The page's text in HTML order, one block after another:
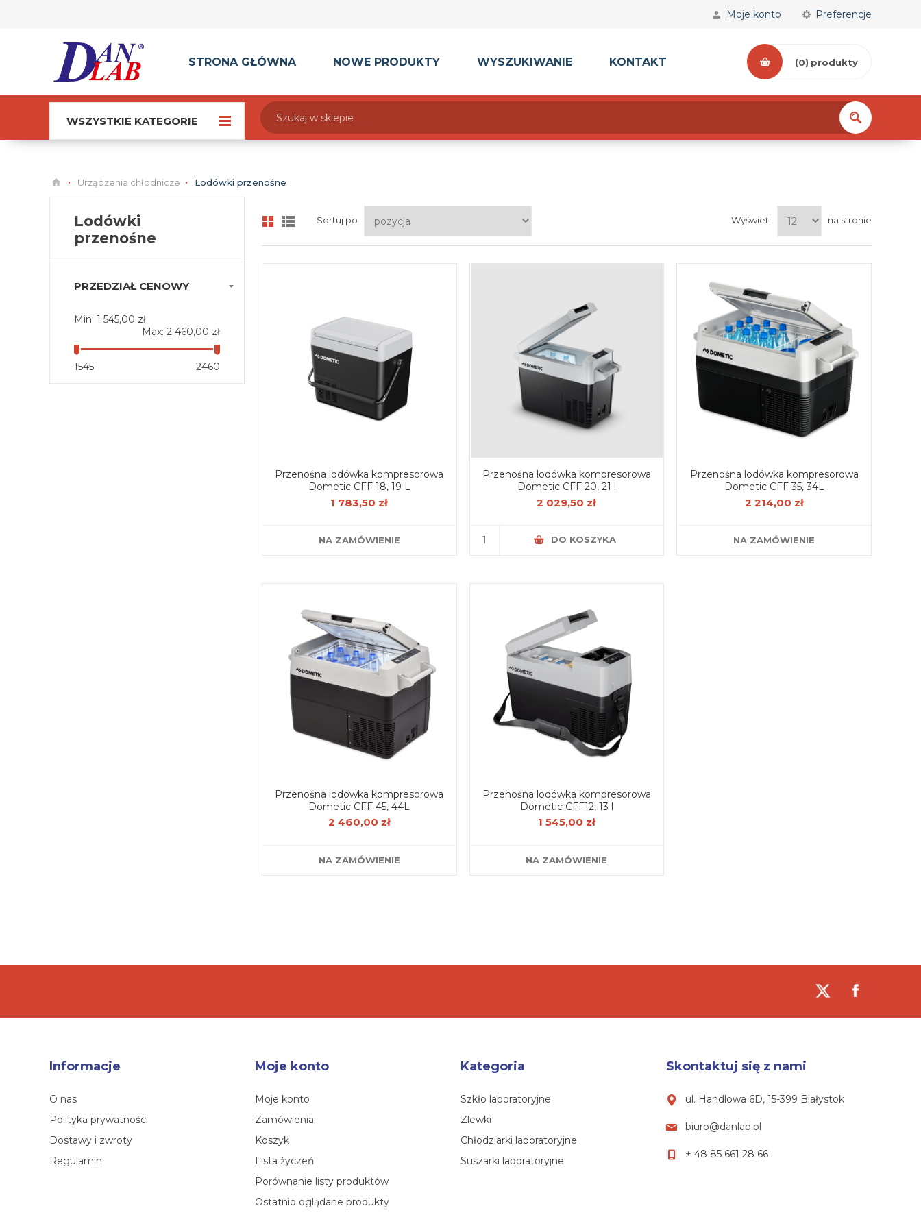
Preferencje
Moje konto
STRONA GŁÓWNA NOWE PRODUKTY WYSZUKIWANIE KONTAKT (0) produkty
WSZYSTKIE KATEGORIE
Urządzenia chłodnicze Lodówki przenośne
Sortuj po Wyświetl na stronie
Przenośna lodówka kompresorowa
Dometic CFF 18, 19 L
1 783,50 zł
NA ZAMÓWIENIE
Przenośna lodówka kompresorowa
Dometic CFF 20, 21 l
2 029,50 zł
DO KOSZYKA
Przenośna lodówka kompresorowa
Dometic CFF 35, 34L
2 214,00 zł
NA ZAMÓWIENIE
Przenośna lodówka kompresorowa
Dometic CFF 45, 44L
2 460,00 zł
NA ZAMÓWIENIE
Przenośna lodówka kompresorowa
Dometic CFF12, 13 l
1 545,00 zł
NA ZAMÓWIENIE
Lodówki
przenośne
PRZEDZIAŁ CENOWY
Min: 1 545,00 zł
Max: 2 460,00 zł
1545 2460
Informacje
O nas
Polityka prywatności
Dostawy i zwroty
Regulamin
Moje konto
Moje konto
Zamówienia
Koszyk
Lista życzeń
Porównanie listy produktów
Ostatnio oglądane produkty
Kategoria
Szkło laboratoryjne
Zlewki
Chłodziarki laboratoryjne
Suszarki laboratoryjne
Skontaktuj się z nami
ul. Handlowa 6D, 15-399 Białystok
biuro@danlab.pl
+ 48 85 661 28 66